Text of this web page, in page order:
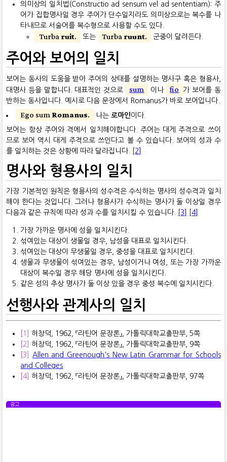
의미상의 일치법(Constructio ad sensum vel ad sententiam): 주
어가 집합명사일 경우 주어가 단수일지라도 의미상으로는 복수를 나
타내므로 서술어를 복수형으로 사용할 수도 있다.
Turba ruit. 또는 Turba ruunt. 군중이 달려든다.
주어와 보어의 일치
보어는 동사의 도움을 받아 주어의 상태를 설명하는 명사구 혹은 형용사,
대명사 등을 말합니다. 대표적인 것으로
sum 이나 fio
가 보어를 동
반하는 동사입니다. 예시로 다음 문장에서 Romanus가 바로 보어입니다.
Ego sum Romanus. 나는 로마인이다.
보어는 항상 주어와 격에서 일치해야합니다. 주어는 대게 주격으로 쓰이
므로 보어 역시 대게 주격으로 쓰인다고 볼 수 있습니다. 보어의 성과 수
를 일치하는 것은 상황에 따라 달라집니다.
[2]
명사와 형용사의 일치
가장 기본적인 원칙은 형용사의 성수격은 수식하는 명사의 성수격과 일치
해야 한다는 것입니다. 그러나 형용사가 수식하는 명사가 둘 이상일 경우
다음과 같은 규칙에 따라 성과 수를 일치시킬 수 있습니다.
[3] [4]
가장 가까운 명사에 성을 일치시킨다.
섞여있는 대상이 생물일 경우, 남성을 대표로 일치시킨다.
섞여있는 대상이 무생물일 경우, 중성을 대표로 일치시킨다.
생물과 무생물이 섞여있는 경우, 남성이거나 여성, 또는 가장 가까운
대상이 복수일 경우 해당 명사에 성을 일치시킨다.
같은 성의 추상 명사가 둘 이상 있을 경우 중성 복수에 일치시킨다.
선행사와 관계사의 일치
[1]
허창덕, 1962, 『라틴어 문장론』, 가톨릭대학교출판부, 5쪽
[2]
허창덕, 1962, 『라틴어 문장론』, 가톨릭대학교출판부, 9쪽
[3]
Allen and Greenough's New Latin Grammar for Schools
and Colleges
[4] 허창덕, 1962, 『라틴어 문장론』, 가톨릭대학교출판부, 97쪽
광고